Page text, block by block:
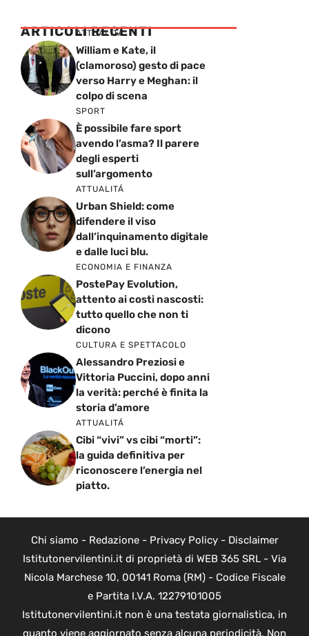
ARTICOLI RECENTI
ATTUALITÁ
William e Kate, il
(clamoroso) gesto di pace
verso Harry e Meghan: il
colpo di scena
SPORT
È possibile fare sport
avendo l’asma? Il parere
degli esperti
sull’argomento
ATTUALITÁ
Urban Shield: come
difendere il viso
dall’inquinamento digitale
e dalle luci blu.
ECONOMIA E FINANZA
PostePay Evolution,
attento ai costi nascosti:
tutto quello che non ti
dicono
CULTURA E SPETTACOLO
Alessandro Preziosi e
Vittoria Puccini, dopo anni
la verità: perché è finita la
storia d’amore
ATTUALITÁ
Cibi “vivi” vs cibi “morti”:
la guida definitiva per
riconoscere l’energia nel
piatto.
Chi siamo - Redazione- Privacy Policy- Disclaimer
Istitutonervilentini.it di proprietà di WEB 365 SRL - Via
Nicola Marchese 10, 00141 Roma (RM) - Codice Fiscale
e Partita I.V.A. 12279101005
Istitutonervilentini.it non è una testata giornalistica, in
quanto viene aggiornato senza alcuna periodicità. Non